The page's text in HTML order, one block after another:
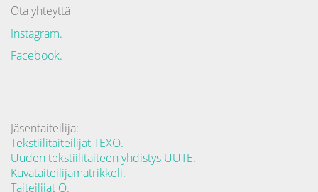
Ota yhteyttä
Instagram.
Facebook.
Jäsentaiteilija:
Tekstiilitaiteilijat TEXO.
Uuden tekstiilitaiteen yhdistys UUTE.
Kuvataiteilijamatrikkeli.
Taiteilijat O.